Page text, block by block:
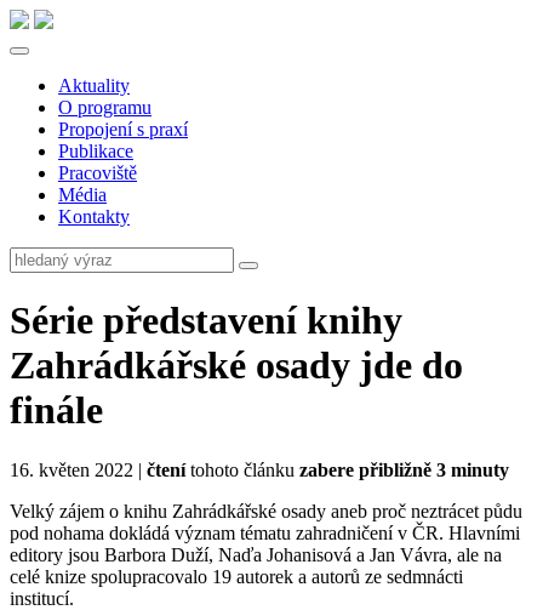
Aktuality
O programu
Propojení s praxí
Publikace
Pracoviště
Média
Kontakty
Série představení knihy
Zahrádkářské osady jde do
finále
16. květen 2022 | čtenítohoto článku zabere přibližně 3 minuty
Velký zájem o knihu Zahrádkářské osady aneb proč neztrácet půdu
pod nohama dokládá význam tématu zahradničení v ČR. Hlavními
editory jsou Barbora Duží, Naďa Johanisová a Jan Vávra, ale na
celé knize spolupracovalo 19 autorek a autorů ze sedmnácti
institucí.